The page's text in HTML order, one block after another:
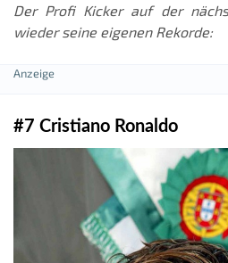
Der Profi Kicker auf der
wieder seine eigenen Rekorde:
#7 Cristiano Ronaldo